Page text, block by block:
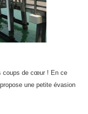
coups de cœur ! En ce
une petite évasion